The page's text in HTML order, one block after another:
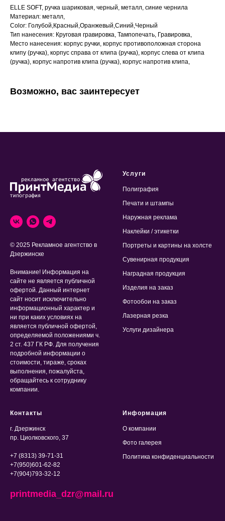
ELLE SOFT, ручка шариковая, черный, металл, синие чернила
Материал: металл,
Color: Голубой,Красный,Оранжевый,Синий,Черный
Тип нанесения: Круговая гравировка, Тампопечать, Гравировка,
Место нанесения: корпус ручки, корпус противоположная сторона
клипу (ручка), корпус справа от клипа (ручка), корпус слева от клипа
(ручка), корпус напротив клипа (ручка), корпус напротив клипа,
Возможно, вас заинтересует
© 2025 Рекламное агентство в
Дзержинске
Внимание! Информация на
сайте не является публичной
офертой. Данный интернет
сайт носит исключительно
информационный характер и
ни при каких условиях на
является публичной офертой,
определяемой положениями ч.
2 ст. 437 ГК РФ. Для получения
подробной информации о
стоимости, тираже, сроках
выполнения, пожалуйста,
обращайтесь к сотруднику
компании.
Услуги
Полиграфия
Печати и штампы
Наружная реклама
Наклейки / этикетки
Портреты и картины на холсте
Сувенирная продукция
Наградная продукция
Изделия на заказ
Фотообои на заказ
Лазерная резка
Услуги дизайнера
Контакты
г. Дзержинск
пр. Циолковского, 37
+7 (8313) 39-71-31
+7(950)601-62-82
+7(904)793-32-12
printmedia_dzr@mail.ru
Информация
О компании
Фото галерея
Политика конфиденциальности